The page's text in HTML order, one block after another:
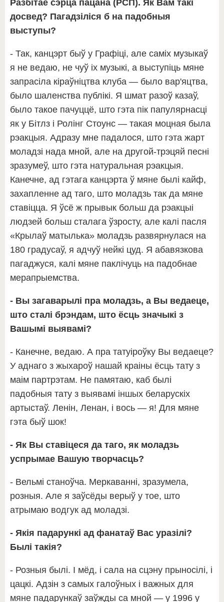
Разбітае сэрца пацана (РСП). Як Вам такі
досвед? Пагадзіліся б на падобныя
выступы?
- Так, канцэрт быў у Графіці, але саміх музыкаў
я не ведаю, не чуў іх музыкі, а выступіць мяне
запрасіла кіраўніцтва клуба — было вар'яцтва,
было шаленства публікі. Я шмат разоў казаў,
было такое пачуццё, што гэта пік папулярнасці
як у Бітлз і Ролінг Стоунс — такая моцная была
рэакцыя. Адразу мне падалося, што гэта жарт
моладзі нада мной, але на другой-трэцяй песні
зразумеў, што гэта натуральная рэакцыя.
Канечне, ад гэтага канцэрта ў мяне былі кайф,
захапленне ад таго, што моладзь так да мяне
ставіцца. Я ўсё ж прывык больш да рэакцыі
людзей больш сталага ўзросту, але калі пасля
«Крылаў матылька» моладзь развярнулася на
180 градусаў, я адчуў нейкі цуд. Я абавязкова
пагаджуся, калі мяне паклічуць на падобнае
мерапрыемства.
- Вы загаварылі пра моладзь, а Вы ведаеце,
што сталі брэндам, што ёсць значыкі з
Вашымі выявамі?
- Канечне, ведаю. А пра татуіроўку Вы ведаеце?
У аднаго з жыхароў нашай краіны ёсць тату з
маім партрэтам. Не памятаю, каб былі
падобныя тату з выявамі іншых беларускіх
артыстаў. Ленін, Ленан, і вось — я! Для мяне
гэта быў шок!
- Як Вы ставіцеся да таго, як моладзь
успрымае Вашую творчасць?
- Вельмі станоўча. Меркаванні, зразумела,
розныя. Але я заўсёды верыў у тое, што
атрымаю водгук ад моладзі.
- Якія падарункі ад фанатаў Вас уразілі?
Былі такія?
- Розныя былі. І мёд, і сала на сцэну прыносілі, і
цацкі. Адзін з самых галоўных і важных для
мяне падарункаў заўжды са мной — у 1996 у